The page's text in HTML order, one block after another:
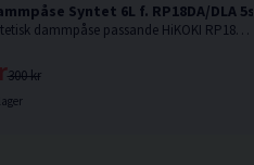
Syntet 6L f. RP18DA/DLA 5st
5-pack. Syntetisk dammpåse passande HiKOKI RP18DA / RP18DLA.
300 kr